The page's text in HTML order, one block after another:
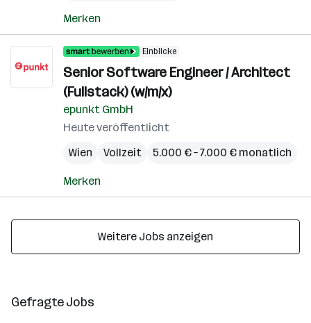
Merken
Einblicke
Senior Software Engineer / Architect
(Fullstack) (w/m/x)
epunkt GmbH
Heute veröffentlicht
Wien
Vollzeit 5.000 € – 7.000 € monatlich
Merken
Weitere Jobs anzeigen
Gefragte Jobs